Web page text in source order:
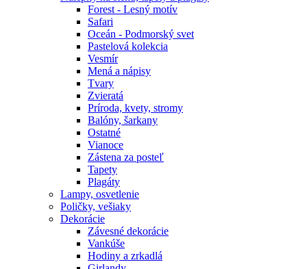
Forest - Lesný motív
Safari
Oceán - Podmorský svet
Pastelová kolekcia
Vesmír
Mená a nápisy
Tvary
Zvieratá
Príroda, kvety, stromy
Balóny, šarkany
Ostatné
Vianoce
Zástena za posteľ
Tapety
Plagáty
Lampy, osvetlenie
Poličky, vešiaky
Dekorácie
Závesné dekorácie
Vankúše
Hodiny a zrkadlá